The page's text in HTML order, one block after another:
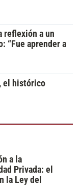
reflexión a un
“Fue aprender a
el histórico
a la
Privada: el
la Ley del